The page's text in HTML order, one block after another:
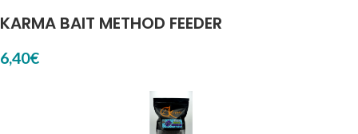
KARMA BAIT METHOD FEEDER
6,40€